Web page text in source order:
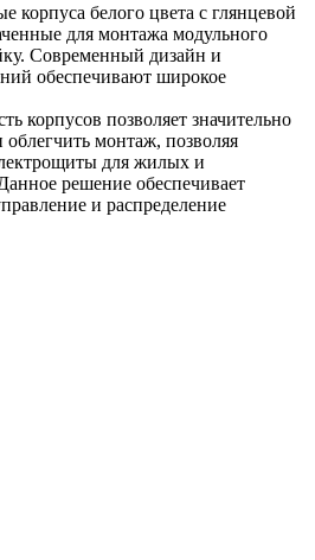
корпуса белого цвета с глянцевой
для монтажа модульного
Современный дизайн и
обеспечивают широкое
корпусов позволяет значительно
облегчить монтаж, позволяя
для жилых и
решение обеспечивает
и распределение